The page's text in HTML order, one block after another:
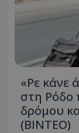
«Ρε κάνε
στη Ρόδο
δρόμου
(ΒΙΝΤΕΟ)